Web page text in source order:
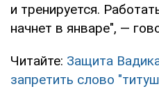
и тренируется.
начнет в январе", —
Читайте: Защита
запретить слово